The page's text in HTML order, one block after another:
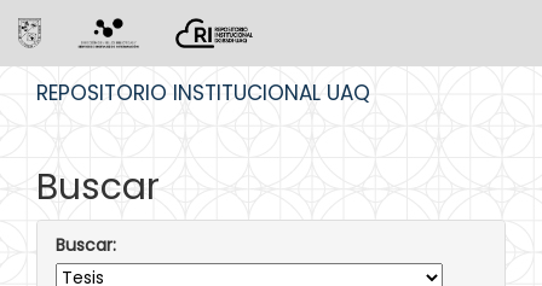
REPOSITORIO INSTITUCIONAL UAQ
Buscar
Buscar: